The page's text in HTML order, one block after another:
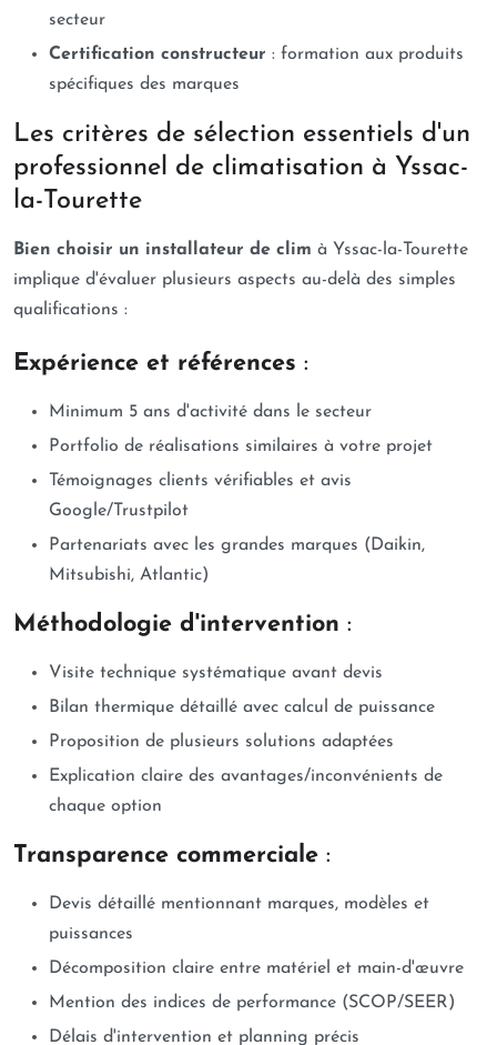
secteur
Certification constructeur : formation aux produits
spécifiques des marques
Les critères de sélection essentiels d'un
professionnel de climatisation à Yssac-
la-Tourette
Bien choisir un installateur de clim à Yssac-la-Tourette
implique d'évaluer plusieurs aspects au-delà des simples
qualifications :
Expérience et références :
Minimum 5 ans d'activité dans le secteur
Portfolio de réalisations similaires à votre projet
Témoignages clients vérifiables et avis
Google/Trustpilot
Partenariats avec les grandes marques (Daikin,
Mitsubishi, Atlantic)
Méthodologie d'intervention :
Visite technique systématique avant devis
Bilan thermique détaillé avec calcul de puissance
Proposition de plusieurs solutions adaptées
Explication claire des avantages/inconvénients de
chaque option
Transparence commerciale :
Devis détaillé mentionnant marques, modèles et
puissances
Décomposition claire entre matériel et main-d'œuvre
Mention des indices de performance (SCOP/SEER)
Délais d'intervention et planning précis